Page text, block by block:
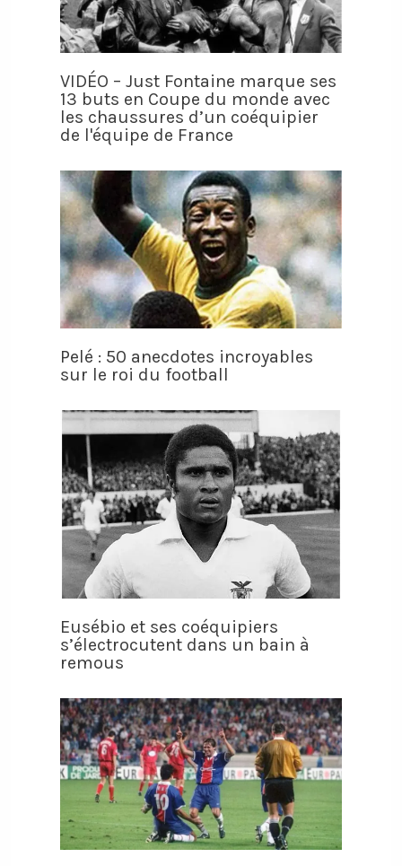
VIDÉO – Just Fontaine marque ses
13 buts en Coupe du monde avec
les chaussures d’un coéquipier
de l'équipe de France
Pelé : 50 anecdotes incroyables
sur le roi du football
Eusébio et ses coéquipiers
s’électrocutent dans un bain à
remous